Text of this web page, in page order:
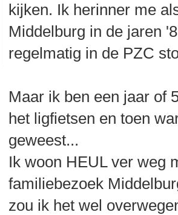
kijken. Ik herinner me
Middelburg in de jaren
regelmatig in de PZC
Maar ik ben een jaar of
het ligfietsen en toen
geweest...
Ik woon HEUL ver weg
familiebezoek
zou ik het wel